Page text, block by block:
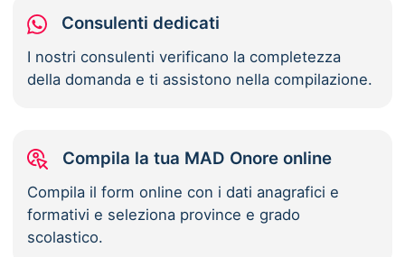
Consulenti dedicati
I nostri consulenti verificano la completezza
della domanda e ti assistono nella compilazione.
Compila la tua MAD Onore online
Compila il form online con i dati anagrafici e
formativi e seleziona province e grado
scolastico.